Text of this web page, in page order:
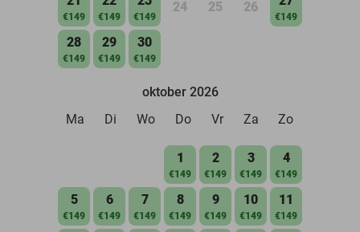
€149 €149 €149
24 25 26
€149
28
€149
29
€149
30
€149
oktober 2026
Ma
Di Wo Do Vr Za Zo
1
€149
2
€149
3
€149
4
€149
5
€149
6
€149
7
€149
8
€149
9
€149
10
€149
11
€149